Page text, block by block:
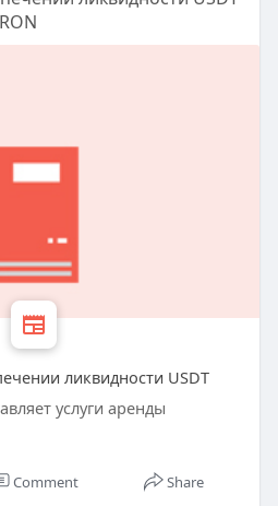
ликвидности USDT
услуги аренды
Comment Share